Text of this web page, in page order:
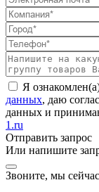
Я
данных, даю
данных и
1.ru
Отправить запрос
Или напишите
Звоните, мы